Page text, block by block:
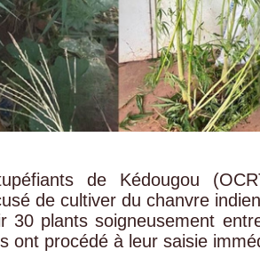
de Kédougou
de cultiver du chanvre
30 plants soigneusement
ont procédé à leur saisie